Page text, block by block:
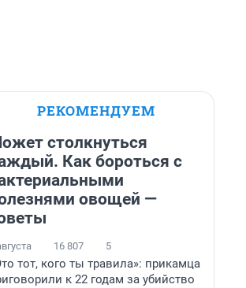
РЕКОМЕНДУЕМ
столкнуться
Как бороться с
овощей —
16 807 5
тот, кого ты травила»: прикамца
к 22 годам за убийство